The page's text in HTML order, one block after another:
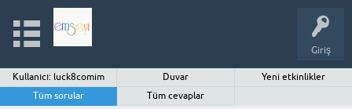
Giriş
Kullanıcı: luck8comim Duvar
Yeni etkinlikler
Tüm sorular
Tüm cevaplar